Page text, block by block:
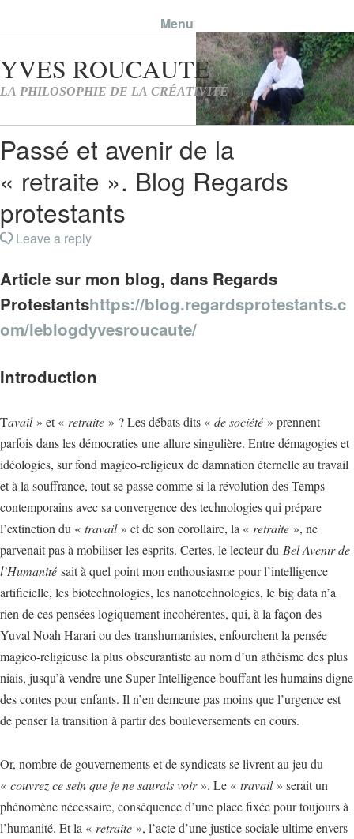
Menu
Skip to content
Passé et avenir de la
« retraite ». Blog Regards
protestants
Leave a reply
Article sur mon blog, dans Regards
Protestantshttps://blog.regardsprotestants.c
om/leblogdyvesroucaute/
Introduction
Tavail » et « retraite » ? Les débats dits « de société » prennent
parfois dans les démocraties une allure singulière. Entre démagogies et
idéologies, sur fond magico-religieux de damnation éternelle au travail
et à la souffrance, tout se passe comme si la révolution des Temps
contemporains avec sa convergence des technologies qui prépare
l’extinction du « travail » et de son corollaire, la « retraite », ne
parvenait pas à mobiliser les esprits. Certes, le lecteur du Bel Avenir de
l’Humanité sait à quel point mon enthousiasme pour l’intelligence
artificielle, les biotechnologies, les nanotechnologies, le big data n’a
rien de ces pensées logiquement incohérentes, qui, à la façon des
Yuval Noah Harari ou des transhumanistes, enfourchent la pensée
magico-religieuse la plus obscurantiste au nom d’un athéisme des plus
niais, jusqu’à vendre une Super Intelligence bouffant les humains digne
des contes pour enfants. Il n’en demeure pas moins que l’urgence est
de penser la transition à partir des bouleversements en cours.
Or, nombre de gouvernements et de syndicats se livrent au jeu du
« couvrez ce sein que je ne saurais voir». Le « travail » serait un
phénomène nécessaire, conséquence d’une place fixée pour toujours à
l’humanité. Et la « retraite », l’acte d’une justice sociale ultime envers